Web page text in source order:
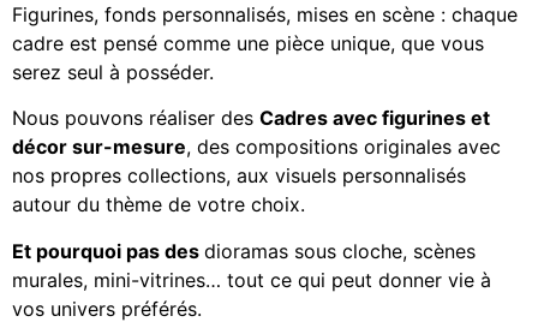
Figurines, fonds personnalisés, mises en scène : chaque
cadre est pensé comme une pièce unique, que vous
serez seul à posséder.
Nous pouvons réaliser des Cadres avec figurines et
décor sur-mesure, des compositions originales avec
nos propres collections, aux visuels personnalisés
autour du thème de votre choix.
Et pourquoi pas des dioramas sous cloche, scènes
murales, mini-vitrines… tout ce qui peut donner vie à
vos univers préférés.